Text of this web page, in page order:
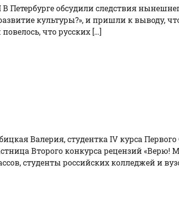
обсудили следствия
культуры?», и пришли к выводу,
что русских […]
Валерия, студентка IV курса Первого
Второго конкурса рецензий
студенты российских колледжей и